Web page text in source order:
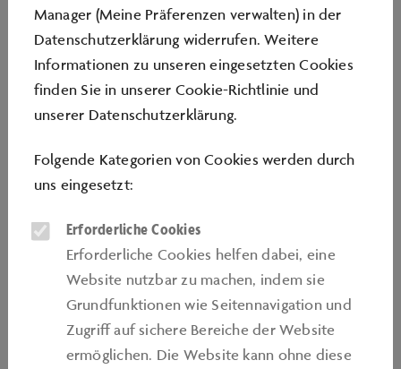
Themenfelder MINT, Nachhaltigkeit, Medien sowie
Lern- und Kreativitätstechniken durch einen
individuellen Tagesplan mit abwechslungsreichen
Workshopeinblicken und kurzen, spannenden
Lernaktivitäten aus einer neuen Perspektive
Der Preis für „Schule auf Achse“ beträgt an diesem Tag
Schülerinnen und Schülern bis 17 Jahre ist dabei jede
15. Eintrittskarte kostenlos. Die Anzahl der Freitickets
für Begleitpersonen/Lehrkräfte richtet sich nach der
Gruppengröße. Dieses Angebot gilt dabei für den
Besuch einer ganzen Schule bzw. mehr als 150
Schülerinnen und Schülern einer Schule innerhalb
Manager (Meine Präferenzen verwalten) in der
Datenschutzerklärung widerrufen. Weitere
Informationen zu unseren eingesetzten Cookies
finden Sie in unserer Cookie-Richtlinie und
unserer Datenschutzerklärung.
Folgende Kategorien von Cookies werden durch
uns eingesetzt:
Erforderliche Cookies
Erforderliche Cookies helfen dabei, eine
Website nutzbar zu machen, indem sie
Grundfunktionen wie Seitennavigation und
Zugriﬀ auf sichere Bereiche der Website
ermöglichen. Die Website kann ohne diese